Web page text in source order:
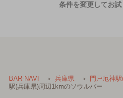
条件を変更してお試
BAR-NAVI 兵庫県 門戸厄神
駅(兵庫県)周辺1kmのソウルバー